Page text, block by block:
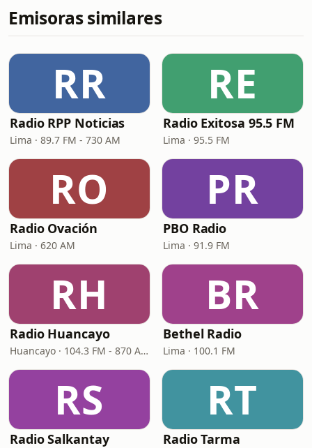
Emisoras similares
RR
Radio RPP Noticias
Lima · 89.7 FM - 730 AM
RE
Radio Exitosa 95.5 FM
Lima · 95.5 FM
RO
Radio Ovación
Lima · 620 AM
PR
PBO Radio
Lima · 91.9 FM
RH
Radio Huancayo
Huancayo · 104.3 FM - 870 AM
BR
Bethel Radio
Lima · 100.1 FM
RS
Radio Salkantay
RT
Radio Tarma